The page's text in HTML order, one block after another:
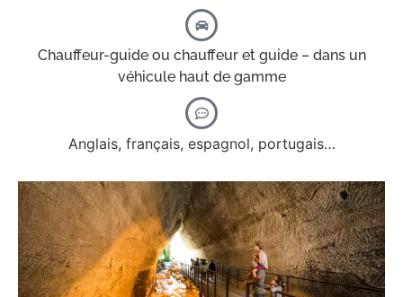
Chauffeur-guide ou chauffeur et guide – dans un
véhicule haut de gamme
Anglais, français, espagnol, portugais…